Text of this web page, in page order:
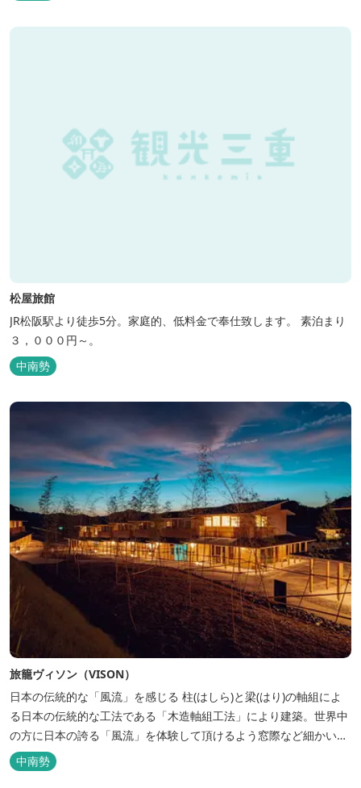
松屋旅館
JR松阪駅より徒歩5分。家庭的、低料金で奉仕致します。 素泊まり
３，０００円～。
中南勢
旅籠ヴィソン（VISON）
日本の伝統的な「風流」を感じる 柱(はしら)と梁(はり)の軸組によ
る日本の伝統的な工法である「木造軸組工法」により建築。世界中
の方に日本の誇る「風流」を体験して頂けるよう窓際など細かいデ
ィテールにこだわりました。4棟から成る旅籠棟では各棟1階に入居
するテナントプロデュースにより洗練された世界観を各客室でお楽
中南勢